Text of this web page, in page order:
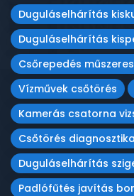
Duguláselhárítás
Duguláselhárítás
Csőrepedés
Vízművek csőtörés
Kamerás csatorna
Csőtörés diagnosztika
Duguláselhárítás
Padlófűtés javítás